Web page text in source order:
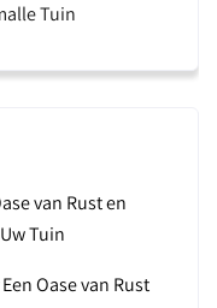
Tuin
van Rust en
Tuin
Oase van Rust